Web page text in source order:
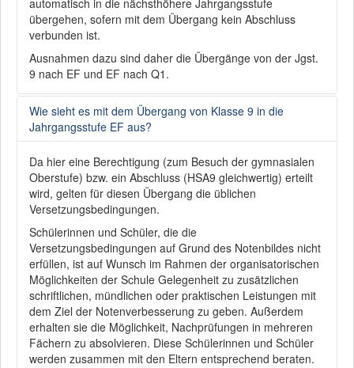
automatisch in die nächsthöhere Jahrgangsstufe
übergehen, sofern mit dem Übergang kein Abschluss
verbunden ist.
Ausnahmen dazu sind daher die Übergänge von der Jgst.
9 nach EF und EF nach Q1.
Wie sieht es mit dem Übergang von Klasse 9 in die
Jahrgangsstufe EF aus?
Da hier eine Berechtigung (zum Besuch der gymnasialen
Oberstufe) bzw. ein Abschluss (HSA9 gleichwertig) erteilt
wird, gelten für diesen Übergang die üblichen
Versetzungsbedingungen.
Schülerinnen und Schüler, die die
Versetzungsbedingungen auf Grund des Notenbildes nicht
erfüllen, ist auf Wunsch im Rahmen der organisatorischen
Möglichkeiten der Schule Gelegenheit zu zusätzlichen
schriftlichen, mündlichen oder praktischen Leistungen mit
dem Ziel der Notenverbesserung zu geben. Außerdem
erhalten sie die Möglichkeit, Nachprüfungen in mehreren
Fächern zu absolvieren. Diese Schülerinnen und Schüler
werden zusammen mit den Eltern entsprechend beraten.